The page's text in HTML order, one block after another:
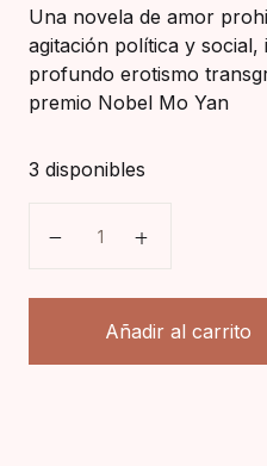
Una novela de amor
agitación política y social,
profundo erotismo
premio Nobel Mo Yan
3 disponibles
Añadir al carrito